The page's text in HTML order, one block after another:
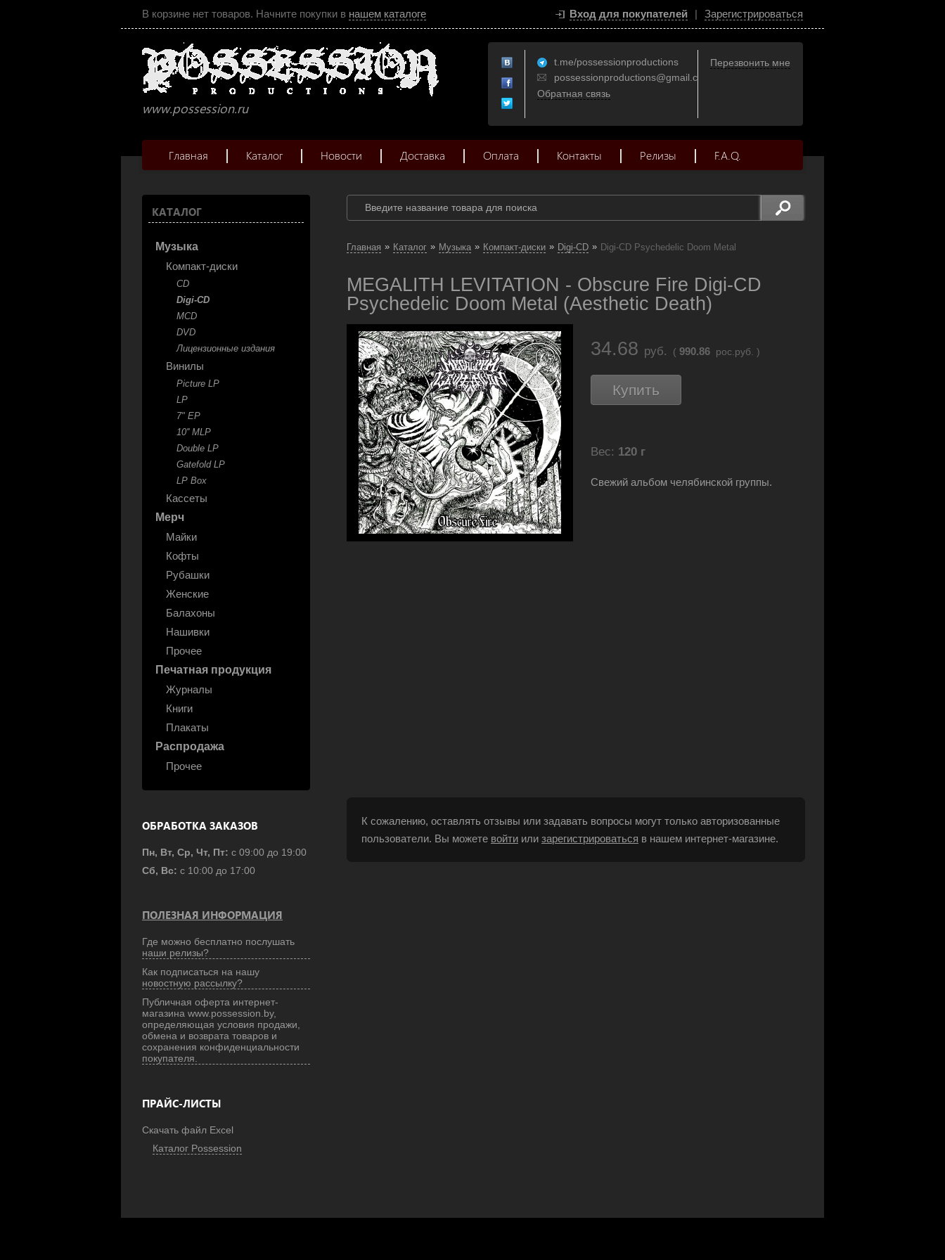
В корзине нет товаров. Начните покупки в нашем каталоге Вход для покупателей | Зарегистрироваться
www.possession.ru
t.me/possessionproductions
possessionproductions@gmail.com
Обратная связь
Перезвонить мне
Главная Каталог Новости Доставка Оплата Контакты Релизы F.A.Q.
КАТАЛОГ
Музыка
Компакт-диски
CD
Digi-CD
MCD
DVD
Лицензионные издания
Винилы
Picture LP
LP
7" EP
10'' MLP
Double LP
Gatefold LP
LP Box
Кассеты
Мерч
Майки
Кофты
Рубашки
Женские
Балахоны
Нашивки
Прочее
Печатная продукция
Журналы
Книги
Плакаты
Распродажа
Прочее
ОБРАБОТКА ЗАКАЗОВ
Пн, Вт, Ср, Чт, Пт: с 09:00 до 19:00
Сб, Вс: с 10:00 до 17:00
ПОЛЕЗНАЯ ИНФОРМАЦИЯ
Где можно бесплатно послушать
наши релизы?
Как подписаться на нашу
новостную рассылку?
Публичная оферта интернет-
магазина www.possession.by,
определяющая условия продажи,
обмена и возврата товаров и
сохранения конфиденциальности
покупателя.
ПРАЙС-ЛИСТЫ
Скачать файл Excel
Каталог Possession
Главная » Каталог » Музыка » Компакт-диски » Digi-CD » Digi-CD Psychedelic Doom Metal
MEGALITH LEVITATION - Obscure Fire Digi-CD
Psychedelic Doom Metal (Aesthetic Death)
34.68 руб. ( 990.86 рос.руб. )
Купить
Вес: 120 г
Свежий альбом челябинской группы.
К сожалению, оставлять отзывы или задавать вопросы могут только авторизованные
пользователи. Вы можете войти или зарегистрироваться в нашем интернет-магазине.